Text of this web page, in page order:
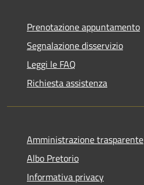
Prenotazione appuntamento
Segnalazione disservizio
Leggi le FAQ
Richiesta assistenza
Amministrazione trasparente
Albo Pretorio
Informativa privacy